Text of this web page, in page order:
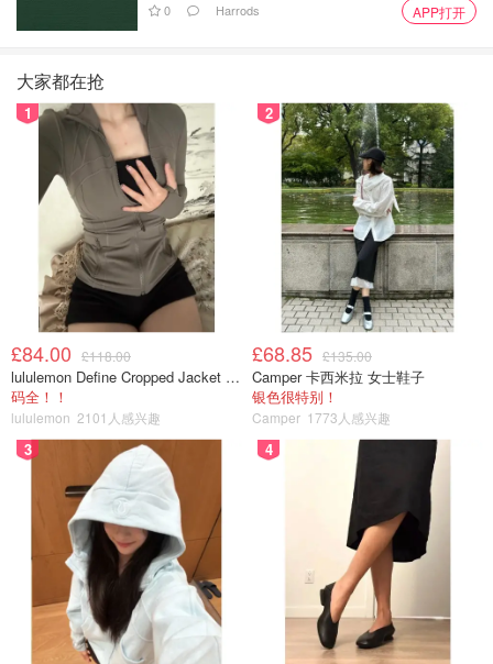
0 Harrods APP打开
大家都在抢
1
£84.00 £118.00
lululemon Define Cropped Jacket Nulu 短款夹克
码全！！
lululemon 2101人感兴趣
2
£68.85 £135.00
Camper 卡西米拉 女士鞋子
银色很特别！
Camper 1773人感兴趣
3 4